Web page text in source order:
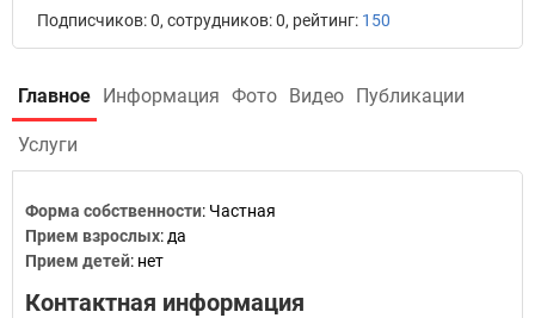
Подписчиков: 0, сотрудников: 0, рейтинг: 150
Главное Информация Фото Видео Публикации
Услуги
Форма собственности: Частная
Прием взрослых: да
Прием детей: нет
Контактная информация